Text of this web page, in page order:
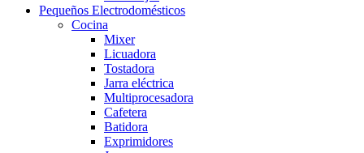
Pequeños Electrodomésticos
Cocina
Mixer
Licuadora
Tostadora
Jarra eléctrica
Multiprocesadora
Cafetera
Batidora
Exprimidores